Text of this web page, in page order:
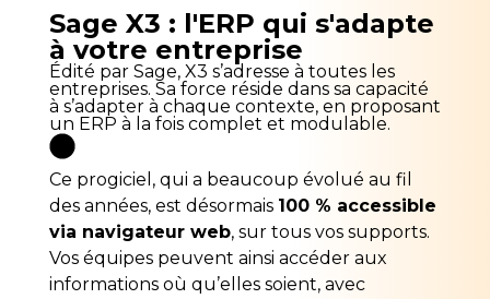
Sage X3 : l'ERP qui s'adapte
à votre entreprise
Édité par Sage, X3 s’adresse à toutes les
entreprises. Sa force réside dans sa capacité
à s’adapter à chaque contexte, en proposant
un ERP à la fois complet et modulable.
Ce progiciel, qui a beaucoup évolué au fil
des années, est désormais 100 % accessible
via navigateur web, sur tous vos supports.
Vos équipes peuvent ainsi accéder aux
informations où qu’elles soient, avec